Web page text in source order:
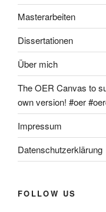
Masterarbeiten
Dissertationen
Über mich
The OER Canvas to
own version! #oer
Impressum
Datenschutzerklärung
FOLLOW US